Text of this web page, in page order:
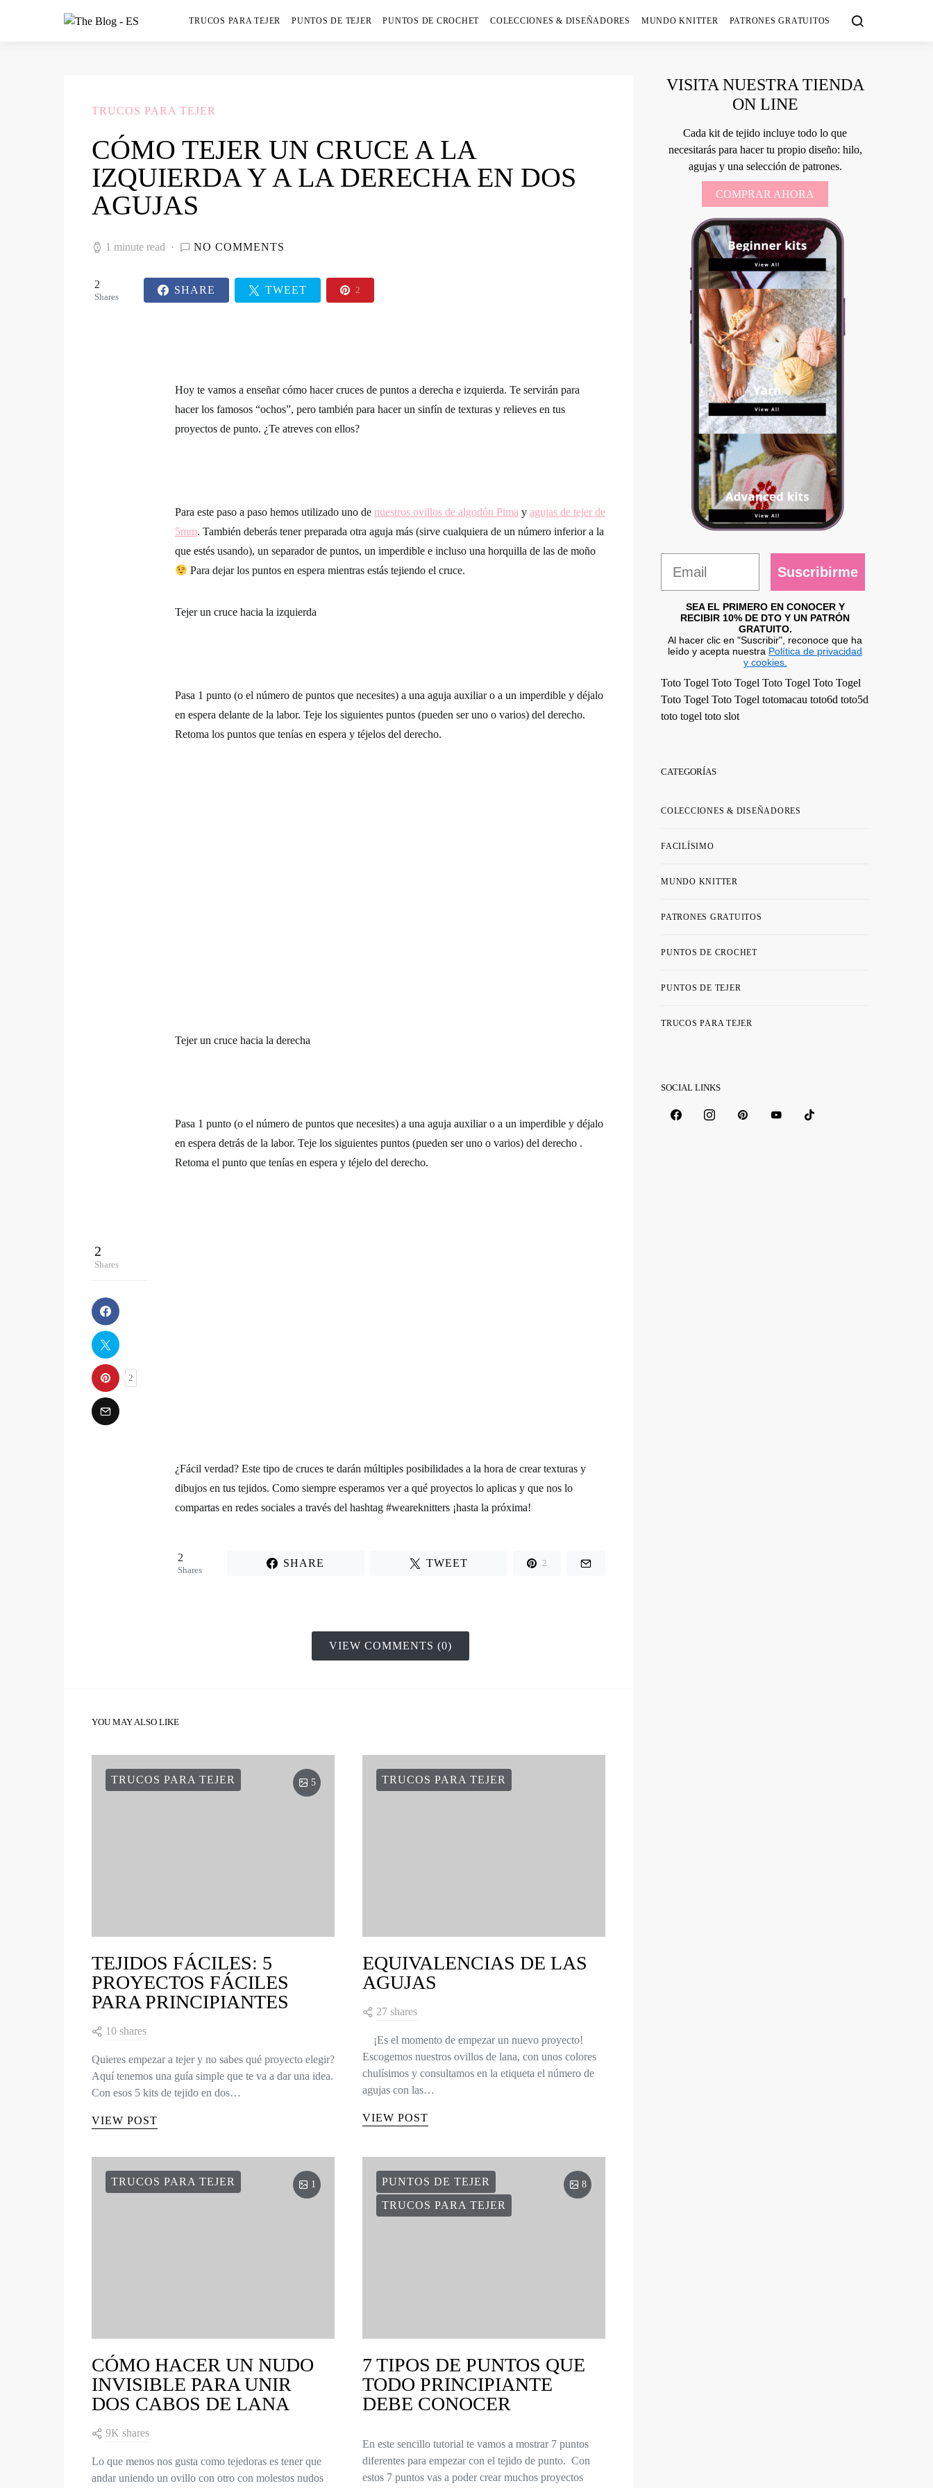
TRUCOS PARA TEJER PUNTOS DE TEJER PUNTOS DE CROCHET COLECCIONES & DISEÑADORES MUNDO KNITTER PATRONES GRATUITOS
TRUCOS PARA TEJER
CÓMO TEJER UN CRUCE A LA
IZQUIERDA Y A LA DERECHA EN DOS
AGUJAS
1 minute read NO COMMENTS
2
Shares
SHARE TWEET 2
2
Shares
2
Hoy te vamos a enseñar cómo hacer cruces de puntos a derecha e izquierda. Te servirán para
hacer los famosos “ochos”, pero también para hacer un sinfín de texturas y relieves en tus
proyectos de punto. ¿Te atreves con ellos?
Para este paso a paso hemos utilizado uno de nuestros ovillos de algodón Pima y agujas de tejer de
5mm. También deberás tener preparada otra aguja más (sirve cualquiera de un número inferior a la
que estés usando), un separador de puntos, un imperdible e incluso una horquilla de las de moño
Para dejar los puntos en espera mientras estás tejiendo el cruce.
Tejer un cruce hacia la izquierda
Pasa 1 punto (o el número de puntos que necesites) a una aguja auxiliar o a un imperdible y déjalo
en espera delante de la labor. Teje los siguientes puntos (pueden ser uno o varios) del derecho.
Retoma los puntos que tenías en espera y téjelos del derecho.
Tejer un cruce hacia la derecha
Pasa 1 punto (o el número de puntos que necesites) a una aguja auxiliar o a un imperdible y déjalo
en espera detrás de la labor. Teje los siguientes puntos (pueden ser uno o varios) del derecho .
Retoma el punto que tenías en espera y téjelo del derecho.
¿Fácil verdad? Este tipo de cruces te darán múltiples posibilidades a la hora de crear texturas y
dibujos en tus tejidos. Como siempre esperamos ver a qué proyectos lo aplicas y que nos lo
compartas en redes sociales a través del hashtag #weareknitters ¡hasta la próxima!
2
Shares
SHARE TWEET 2
VIEW COMMENTS (0)
YOU MAY ALSO LIKE
TRUCOS PARA TEJER 5
TEJIDOS FÁCILES: 5
PROYECTOS FÁCILES
PARA PRINCIPIANTES
10 shares
Quieres empezar a tejer y no sabes qué proyecto elegir?
Aquí tenemos una guía simple que te va a dar una idea.
Con esos 5 kits de tejido en dos…
VIEW POST
TRUCOS PARA TEJER
EQUIVALENCIAS DE LAS
AGUJAS
27 shares
¡Es el momento de empezar un nuevo proyecto!
Escogemos nuestros ovillos de lana, con unos colores
chulísimos y consultamos en la etiqueta el número de
agujas con las…
VIEW POST
TRUCOS PARA TEJER 1
CÓMO HACER UN NUDO
INVISIBLE PARA UNIR
DOS CABOS DE LANA
9K shares
Lo que menos nos gusta como tejedoras es tener que
andar uniendo un ovillo con otro con molestos nudos
PUNTOS DE TEJER
TRUCOS PARA TEJER
8
7 TIPOS DE PUNTOS QUE
TODO PRINCIPIANTE
DEBE CONOCER
En este sencillo tutorial te vamos a mostrar 7 puntos
diferentes para empezar con el tejido de punto. Con
estos 7 puntos vas a poder crear muchos proyectos
VISITA NUESTRA TIENDA
ON LINE
Cada kit de tejido incluye todo lo que
necesitarás para hacer tu propio diseño: hilo,
agujas y una selección de patrones.
COMPRAR AHORA
Suscribirme
SEA EL PRIMERO EN CONOCER Y
RECIBIR 10% DE DTO Y UN PATRÓN
GRATUITO.
Al hacer clic en "Suscribir", reconoce que ha
leído y acepta nuestra Política de privacidad
y cookies.
Toto Togel Toto Togel Toto Togel Toto Togel
Toto Togel Toto Togel totomacau toto6d toto5d
toto togel toto slot
CATEGORÍAS
COLECCIONES & DISEÑADORES
FACILÍSIMO
MUNDO KNITTER
PATRONES GRATUITOS
PUNTOS DE CROCHET
PUNTOS DE TEJER
TRUCOS PARA TEJER
SOCIAL LINKS